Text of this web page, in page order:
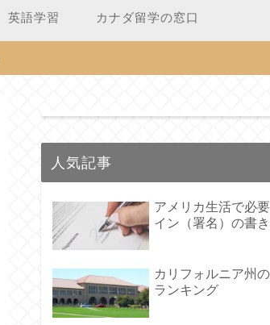
英語学習 カナダ留学の窓口
人気記事
アメリカ生活で必
イン（署名）の書
カリフォルニア州
ランキング